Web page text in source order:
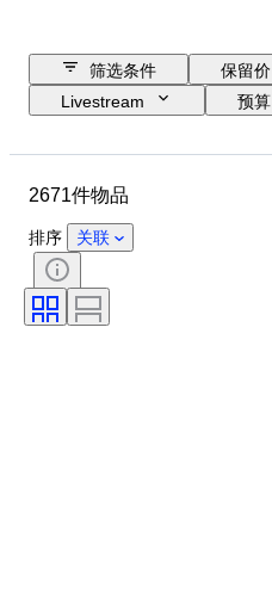
筛选条件
保留价
Livestream
预算
状态
颜色
时代
带配件
2671件物品
排序 关联